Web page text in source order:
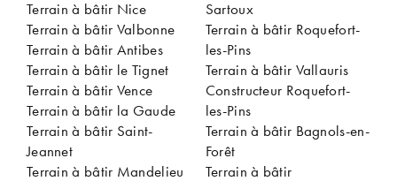
Terrain à bâtir Nice
Terrain à bâtir Valbonne
Terrain à bâtir Antibes
Terrain à bâtir le Tignet
Terrain à bâtir Vence
Terrain à bâtir la Gaude
Terrain à bâtir Saint-
Jeannet
Terrain à bâtir Mandelieu
Sartoux
Terrain à bâtir Roquefort-
les-Pins
Terrain à bâtir Vallauris
Constructeur Roquefort-
les-Pins
Terrain à bâtir Bagnols-en-
Forêt
Terrain à bâtir